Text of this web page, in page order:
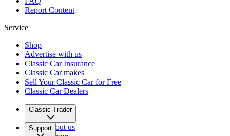
Report Content
Service
Shop
Advertise with us
Classic Car Insurance
Classic Car makes
Sell Your Classic Car for Free
Classic Car Dealers
Classic Trader
About us
Support